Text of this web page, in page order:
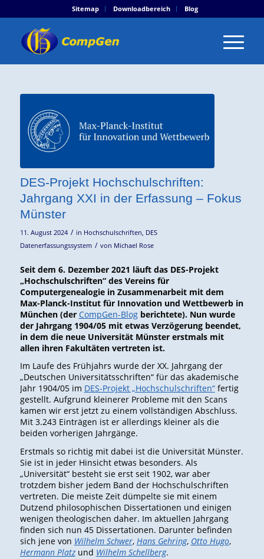
Sitemap Downloadbereich Blog
DES-Projekt Hochschulschriften:
Jahrgang XXI in der Erfassung – Fokus
Münster
11. August 2024 / in Hochschulschriften DES
Datenerfassungssystem / von Michael Rose
Seit dem 6. Dezember 2021 läuft das DES-Projekt
„Hochschulschriften“ des Vereins für
Computergenealogie in Zusammenarbeit mit dem
Max-Planck-Institut für Innovation und Wettbewerb in
München (der CompGen-Blogberichtete). Nun wurde
der Jahrgang 1904/05 mit etwas Verzögerung beendet,
in dem die neue Universität Münster erstmals mit
allen ihren Fakultäten vertreten ist.
Im Laufe des Frühjahrs wurde der XX. Jahrgang der
„Deutschen Universitätsschriften“ für das akademische
Jahr 1904/05 im DES-Projekt „Hochschulschriften“fertig
gestellt. Aufgrund kleinerer Probleme mit den Scans
kamen wir erst jetzt zu einem vollständigen Abschluss.
Mit 3.243 Einträgen ist er allerdings kleiner als die
beiden vorherigen Jahrgänge.
Erstmals so richtig mit dabei ist die Universität Münster.
Sie ist in jeder Hinsicht etwas besonders. Als
„Universität“ besteht sie erst seit 1902, war aber
trotzdem bisher jedem Band der Hochschulschriften
vertreten. Die meiste Zeit dümpelte sie mit einem
Dutzend philosophischen Dissertationen und einigen
wenigen theologischen daher. Im aktuellen Jahrgang
finden sich nun 45 Dissertationen. Darunter befinden
sich jene von Wilhelm Schwer, Hans Gehring, Otto Hugo,
Hermann Platzund Wilhelm Schellberg.